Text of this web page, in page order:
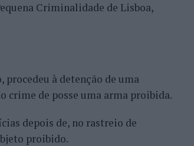
Criminalidade de Lisboa,
à detenção de uma
crime de posse uma arma proibida.
depois de, no rastreio de
proibido.